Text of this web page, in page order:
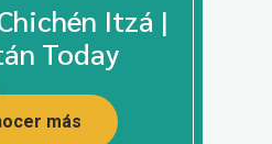
Itzá |
Today
más